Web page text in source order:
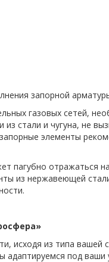
запорной
газовых сетей,
стали и чугуна, не
элементы
пагубно отражаться
из нержавеющей
исходя из типа вашей
адаптируемся под ваши